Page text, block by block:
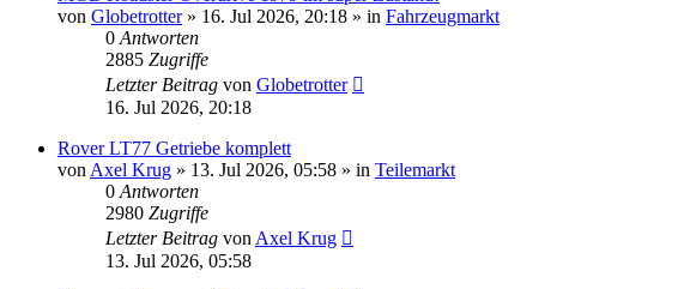
von Globetrotter» 16. Jul 2026, 20:18 » in Fahrzeugmarkt
0 Antworten
2885 Zugriffe
Letzter Beitrag von Globetrotter
16. Jul 2026, 20:18
Rover LT77 Getriebe komplett
von Axel Krug » 13. Jul 2026, 05:58 » in Teilemarkt
0 Antworten
2980 Zugriffe
Letzter Beitrag von Axel Krug
13. Jul 2026, 05:58